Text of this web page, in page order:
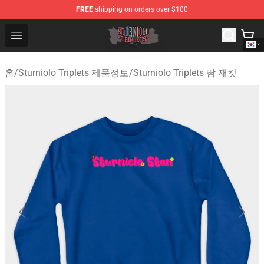
FREE shipping on orders over $100
Open menu
Sturniolo Triplets Shop - Official Sturniolo Triplets
홈/Sturniolo Triplets 제품정보/Sturniolo Triplets 땀 재킷